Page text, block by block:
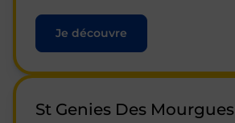
Je découvre
St Genies Des Mourgues